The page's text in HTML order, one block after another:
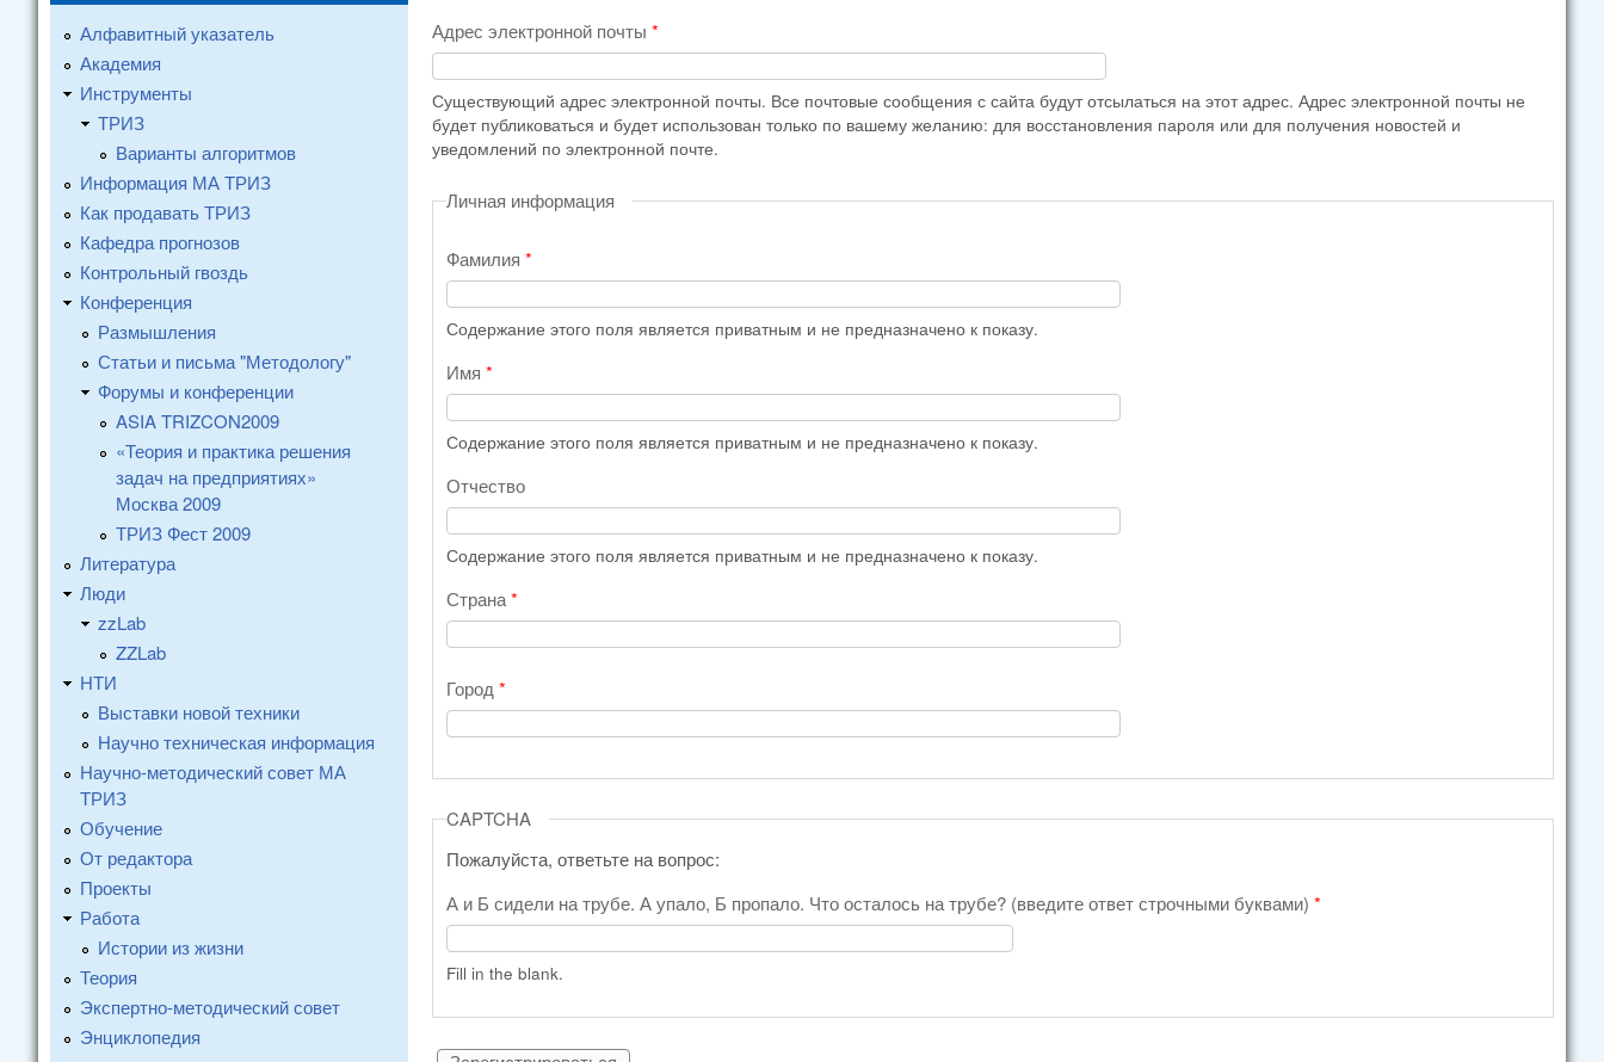
Адрес электронной почты *
Существующий адрес электронной почты. Все почтовые сообщения с сайта будут отсылаться на этот адрес. Адрес электронной почты не
будет публиковаться и будет использован только по вашему желанию: для восстановления пароля или для получения новостей и
уведомлений по электронной почте.
Личная информация
Фамилия*
Содержание этого поля является приватным и не предназначено к показу.
Имя*
Содержание этого поля является приватным и не предназначено к показу.
Отчество
Содержание этого поля является приватным и не предназначено к показу.
Страна*
Город*
CAPTCHA
Пожалуйста, ответьте на вопрос:
А и Б сидели на трубе. А упало, Б пропало. Что осталось на трубе? (введите ответ строчными буквами)*
Fill in the blank.
Алфавитный указатель
Академия
Инструменты
ТРИЗ
Варианты алгоритмов
Информация МА ТРИЗ
Как продавать ТРИЗ
Кафедра прогнозов
Контрольный гвоздь
Конференция
Размышления
Статьи и письма "Методологу"
Форумы и конференции
ASIA TRIZCON2009
«Теория и практика решения
задач на предприятиях»
Москва 2009
ТРИЗ Фест 2009
Литература
Люди
zzLab
ZZLab
НТИ
Выставки новой техники
Научно техническая информация
Научно-методический совет МА
ТРИЗ
Обучение
От редактора
Проекты
Работа
Истории из жизни
Теория
Экспертно-методический совет
Энциклопедия